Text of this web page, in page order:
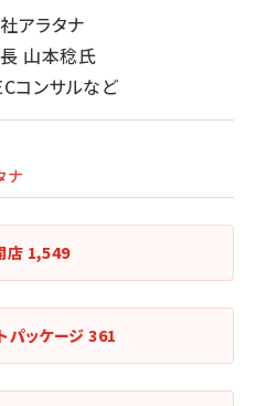
アラタナ
山本稔氏
コンサルなど
ナ
店 1,549
パッケージ361